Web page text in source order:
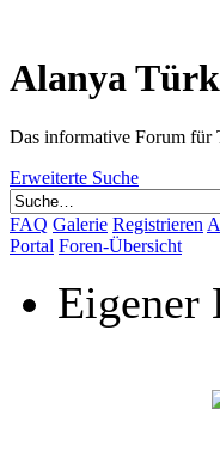
Alanya
Das informative Forum für
Erweiterte Suche
FAQ Galerie Registrieren
Portal Foren-Übersicht
Eigener